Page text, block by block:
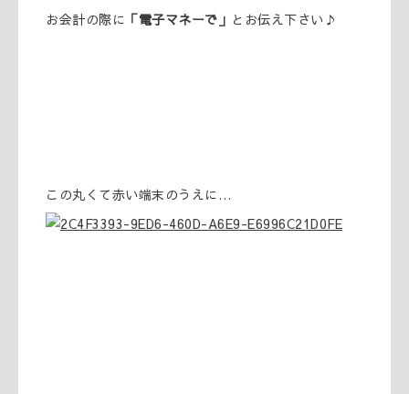
お会計の際に 「電子マネーで」 とお伝え下さい♪
この丸くて赤い端末のうえに…